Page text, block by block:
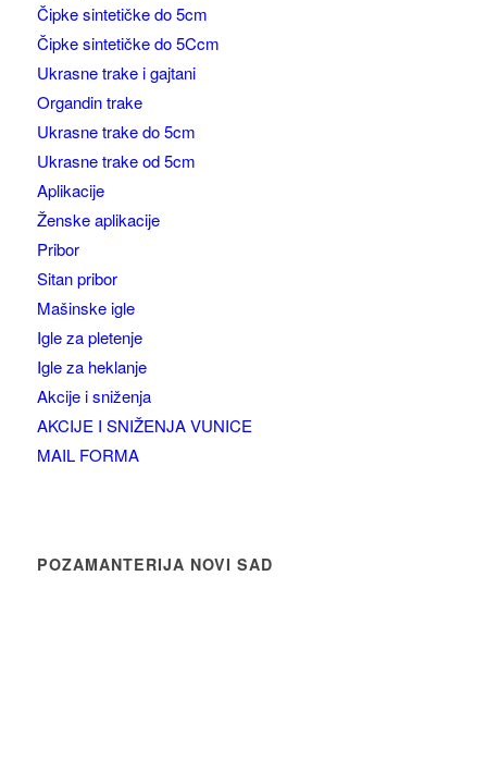
Čipke sintetičke do 5cm
Čipke sintetičke do 5Ccm
Ukrasne trake i gajtani
Organdin trake
Ukrasne trake do 5cm
Ukrasne trake od 5cm
Aplikacije
Ženske aplikacije
Pribor
Sitan pribor
Mašinske igle
Igle za pletenje
Igle za heklanje
Akcije i sniženja
AKCIJE I SNIŽENJA VUNICE
MAIL FORMA
POZAMANTERIJA NOVI SAD